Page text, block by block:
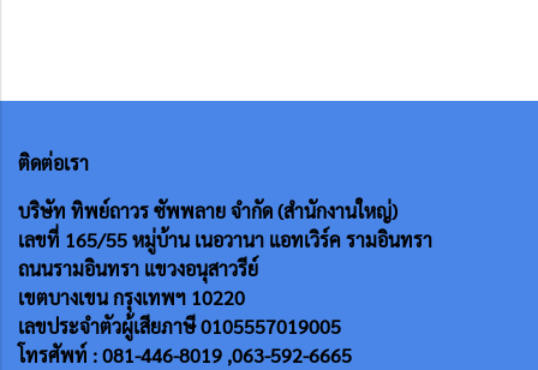
ติดต่อเรา
บริษัท ทิพย์ถาวร ซัพพลาย จำกัด (สำนักงานใหญ่)
เลขที่ 165/55หมู่บ้าน เนอวานา แอทเวิร์ค รามอินทรา
ถนนรามอินทรา แขวงอนุสาวรีย์
เขตบางเขน กรุงเทพฯ 10220
เลขประจำตัวผู้เสียภาษี 0105557019005
โทรศัพท์ : 081-446-8019 ,063-592-6665